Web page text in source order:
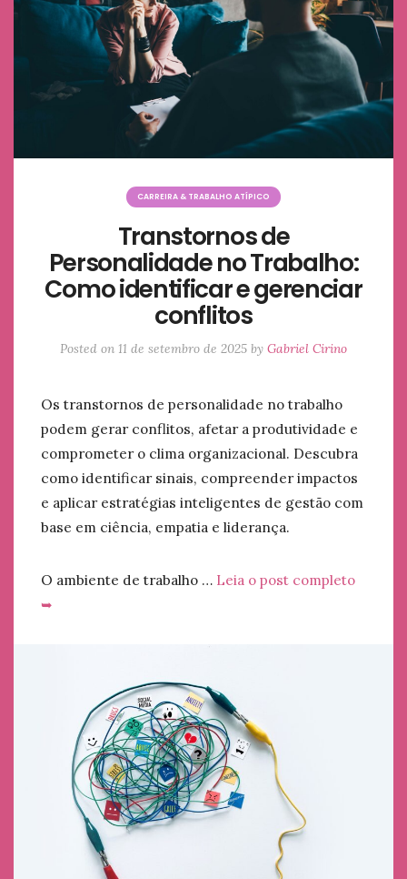
CARREIRA & TRABALHO ATÍPICO
Transtornos de
Personalidade no Trabalho:
Como identificar e gerenciar
conflitos
Posted on 11 de setembro de 2025 by Gabriel Cirino
Os transtornos de personalidade no trabalho
podem gerar conflitos, afetar a produtividade e
comprometer o clima organizacional. Descubra
como identificar sinais, compreender impactos
e aplicar estratégias inteligentes de gestão com
base em ciência, empatia e liderança.
O ambiente de trabalho … Leia o post completo
➥